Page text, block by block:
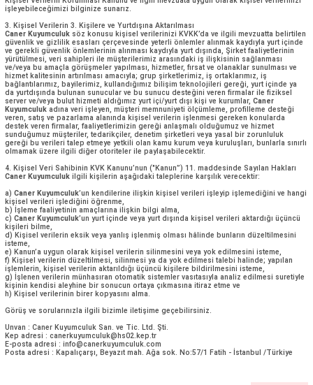
2. Kişisel verilerin işlenmesi ve işleme amaçları
Caner Kuyumculukolarak, yukarıda sayılan yöntemlerle toplanacak
özel nitelikli kişisel verileriniz tamamen veya kısmen elde edilebilir,
saklanabilir, depolanabilir, değiştirilebilir, güncellenebilir, periyodik
edilebilir, yeniden düzenlenebilir, sınıflandırılabilir, işlendikleri amaç
ya da ilgili kanunda öngörülen süre kadar muhafaza edilebilir,
belirtilen 3.kişilerle paylaşılabilir/devredilebilir, kanuni ya da hizmete
gereklilikler halinde yurtdışına aktarılabilir.
Caner Kuyumculukmüşterilerinin markalarımızın hizmetlerinden
ticari ve pazarlama stratejilerimizi belirlemek, geliştirmek amacı ile
hakkında sizleri bilgilendirmek, öneri ve şikayetlerinizi kayıt altına
daha iyi tanıyarak ihtiyaçlarınız doğrultusunda hizmet vermek, satış,
reklam ve tanıtım faaliyetlerimizin yürütülmesinde öncülük etmeniz,
faaliyetleri için yapılacak analizler ve profilleme çalışmalarını
stratejilerinin belirlenmesi ve uygulanması gibi amaçlarla ve her
Kişisel Verilerin Korunması Kanunu ve ilgili mevzuata uygun olarak
işleyebileceğimizi bilginize sunarız.
3. Kişisel Verilerin 3. Kişilere ve Yurtdışına Aktarılması
Caner Kuyumculuksöz konusu kişisel verilerinizi KVKK’da ve ilgili
güvenlik ve gizlilik esasları çerçevesinde yeterli önlemler alınmak
ve gerekli güvenlik önlemlerinin alınması kaydıyla yurt dışında, Şirket
yürütülmesi, veri sahipleri ile müşterilerimiz arasındaki iş ilişkisinin
ve/veya bu amaçla görüşmeler yapılması, hizmetler, fırsat ve
hizmet kalitesinin artırılması amacıyla; grup şirketlerimiz, iş
bağlantılarımız, bayilerimiz, kullandığımız bilişim teknolojileri
da yurtdışında bulunan sunucular ve bu sunucu desteğini veren
server ve/veya bulut hizmeti aldığımız yurt içi/yurt dışı kişi ve
veren, satış ve pazarlama alanında kişisel verilerin işlenmesi
destek veren firmalar, faaliyetlerimizin gereği anlaşmalı olduğumuz
sunduğumuz müşteriler, tedarikçiler, denetim şirketleri veya yasal bir